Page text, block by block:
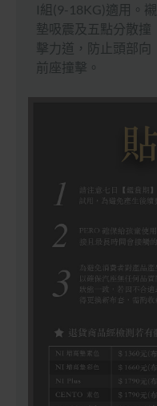
I組(9-18KG)適用。襯
墊吸震及五點分散撞
擊力道，防止頭部向
前座撞擊。